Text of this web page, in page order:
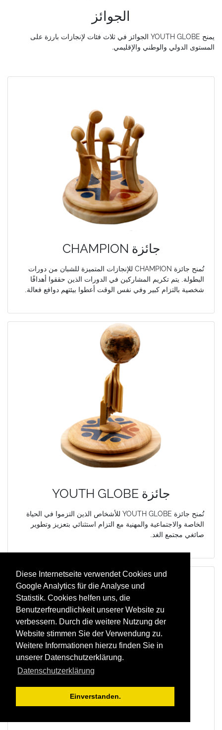
Diese Internetseite verwendet Cookies und
Google Analytics für die Analyse und
Statistik. Cookies helfen uns, die
Benutzerfreundlichkeit unserer Website zu
verbessern. Durch die weitere Nutzung der
Website stimmen Sie der Verwendung zu.
Weitere Informationen hierzu finden Sie in
unserer Datenschutzerklärung.
Datenschutzerklärung
Einverstanden.
الجوائز
يمنح YOUTH GLOBE الجوائز في ثلاث فئات لإنجازات بارزة على
المستوى الدولي والوطني والإقليمي.
CHAMPION جائزة
تُمنح جائزة CHAMPION للإنجازات المتميزة للشبان من دورات
البطولة. يتم تكريم المشاركين في الدورات الذين حققوا أهدافًا
شخصية بالتزام كبير وفي نفس الوقت أعطوا بيئتهم دوافع فعالة.
YOUTH GLOBE جائزة
تُمنح جائزة YOUTH GLOBE للأشخاص الذين التزموا في الحياة
الخاصة والاجتماعية والمهنية مع التزام استثنائي بتعزيز وتطوير
صائغي مجتمع الغد.